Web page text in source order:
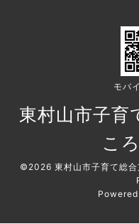
モバ
東村山市子育
こ
©2026 東村山市子育て総